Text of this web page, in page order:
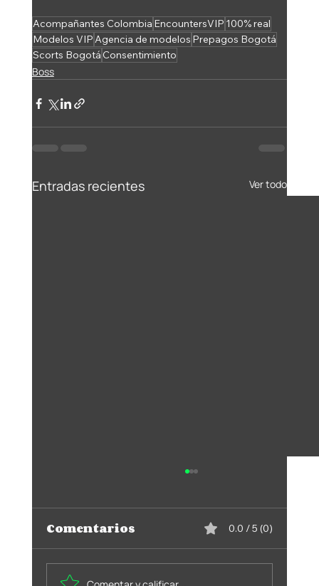
Acompañantes Colombia EncountersVIP 100% real
Modelos VIPAgencia de modelos Prepagos Bogotá
Scorts Bogotá Consentimiento
Boss
Entradas recientes Ver todo
Comentarios 0.0 / 5 (0)